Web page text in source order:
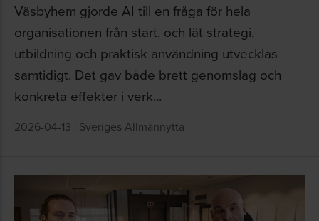
Väsbyhem gjorde AI till en fråga för hela
organisationen från start, och lät strategi,
utbildning och praktisk användning utvecklas
samtidigt. Det gav både brett genomslag och
konkreta effekter i verk...
2026-04-13 | Sveriges Allmännytta